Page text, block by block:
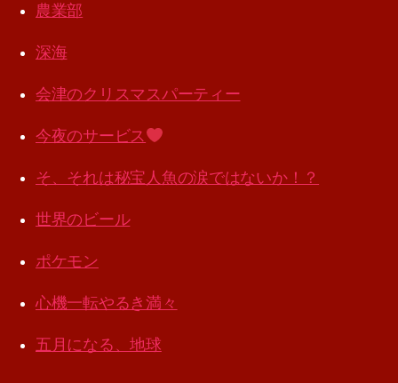
農業部
深海
会津のクリスマスパーティー
今夜のサービス
そ、それは秘宝人魚の涙ではないか！？
世界のビール
ポケモン
心機一転やるき満々
五月になる、地球